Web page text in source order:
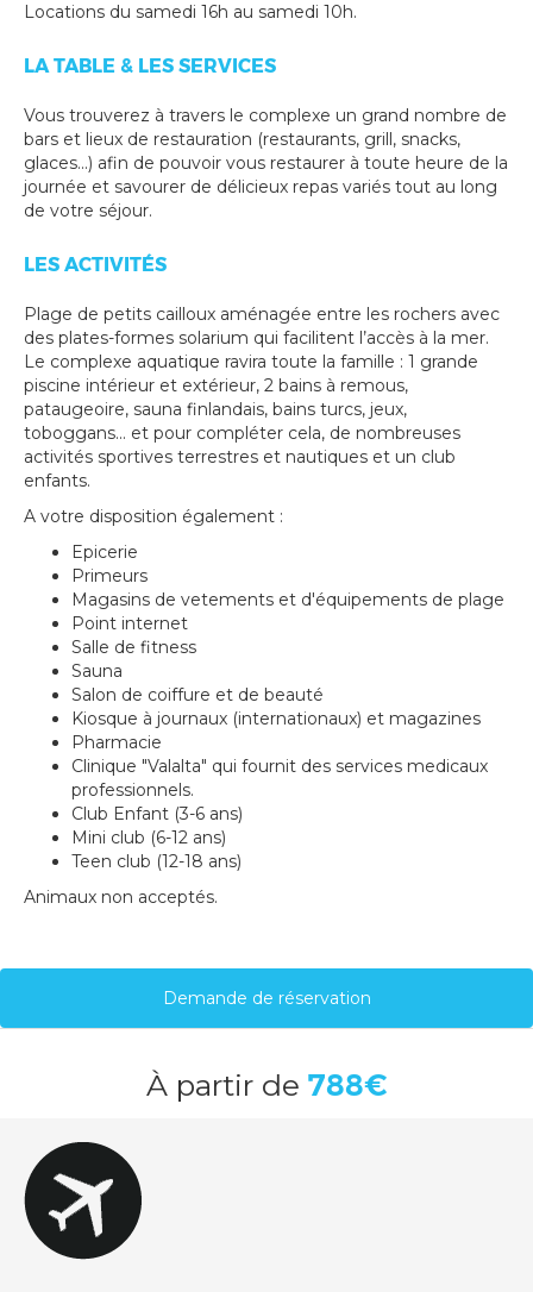
Locations du samedi 16h au samedi 10h.
LA TABLE & LES SERVICES
Vous trouverez à travers le complexe un grand nombre de
bars et lieux de restauration (restaurants, grill, snacks,
glaces...) afin de pouvoir vous restaurer à toute heure de la
journée et savourer de délicieux repas variés tout au long
de votre séjour.
LES ACTIVITÉS
Plage de petits cailloux aménagée entre les rochers avec
des plates-formes solarium qui facilitent l’accès à la mer.
Le complexe aquatique ravira toute la famille : 1 grande
piscine intérieur et extérieur, 2 bains à remous,
pataugeoire, sauna finlandais, bains turcs, jeux,
toboggans... et pour compléter cela, de nombreuses
activités sportives terrestres et nautiques et un club
enfants.
A votre disposition également :
Epicerie
Primeurs
Magasins de vetements et d'équipements de plage
Point internet
Salle de fitness
Sauna
Salon de coiffure et de beauté
Kiosque à journaux (internationaux) et magazines
Pharmacie
Clinique "Valalta" qui fournit des services medicaux
professionnels.
Club Enfant (3-6 ans)
Mini club (6-12 ans)
Teen club (12-18 ans)
Animaux non acceptés.
Demande de réservation
Àpartir de 788€